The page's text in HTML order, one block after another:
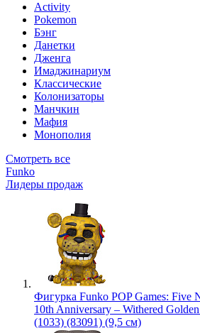
Activity
Pokemon
Бэнг
Данетки
Дженга
Имаджинариум
Классические
Колонизаторы
Манчкин
Мафия
Монополия
Смотреть все
Funko
Лидеры продаж
Фигурка Funko POP Games: Five
10th Anniversary – Withered
(1033) (83091) (9,5 см)